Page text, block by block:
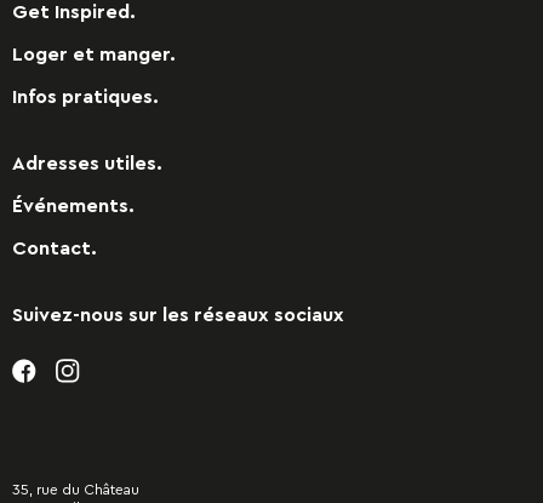
Get Inspired.
Loger et manger.
Infos pratiques.
Adresses utiles.
Événements.
Contact.
Suivez-nous sur les réseaux sociaux
35, rue du Château